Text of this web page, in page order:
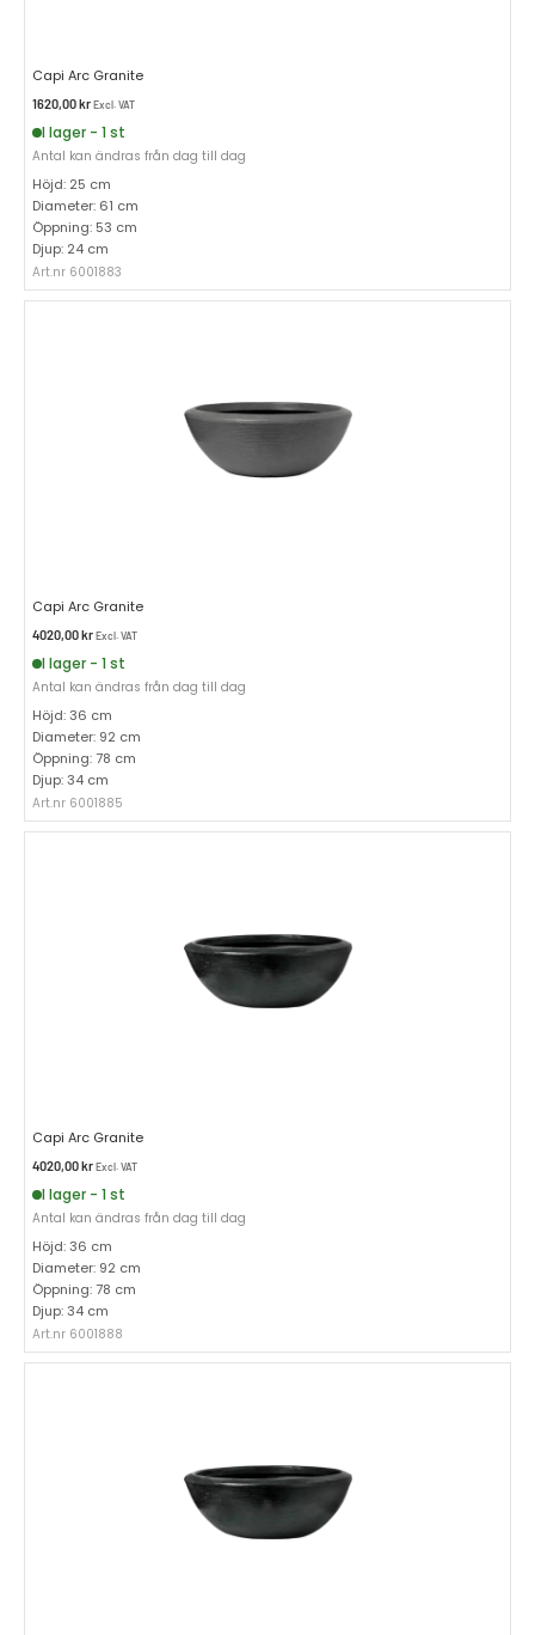
Capi Arc Granite
1620,00krExcl. VAT
I lager - 1 st
Antal kan ändras från dag till dag
Höjd: 25 cm
Diameter: 61 cm
Öppning: 53 cm
Djup: 24 cm
Art.nr 6001883
Capi Arc Granite
4020,00krExcl. VAT
I lager - 1 st
Antal kan ändras från dag till dag
Höjd: 36 cm
Diameter: 92 cm
Öppning: 78 cm
Djup: 34 cm
Art.nr 6001885
Capi Arc Granite
4020,00krExcl. VAT
I lager - 1 st
Antal kan ändras från dag till dag
Höjd: 36 cm
Diameter: 92 cm
Öppning: 78 cm
Djup: 34 cm
Art.nr 6001888